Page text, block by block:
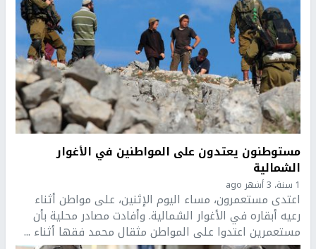
مستوطنون يعتدون على المواطنين في الأغوار
الشمالية
1 سنة، 3 أشهر ago
اعتدى مستعمرون، مساء اليوم الإثنين، على مواطن أثناء
رعيه أبقاره في الأغوار الشمالية. وأفادت مصادر محلية بأن
مستعمرين اعتدوا على المواطن مثقال محمد فقها أثناء ...